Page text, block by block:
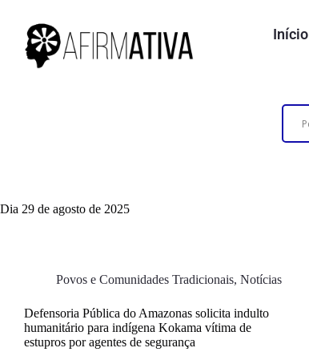
Início
Dia 29 de agosto de 2025
Povos e Comunidades Tradicionais, Notícias
Defensoria Pública do Amazonas solicita indulto
humanitário para indígena Kokama vítima de
estupros por agentes de segurança